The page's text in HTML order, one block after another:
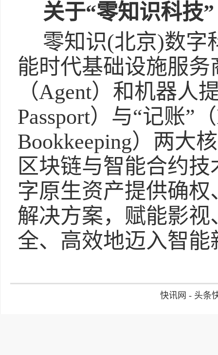
关于“零知识科技
零知识(北京)数字
能时代基础设施服
（Agent）和机器人
Passport）与“记账”
Bookkeeping）两大
区块链与智能合约
字原生资产提供确
解决方案，赋能影
全、高效地迈入智能
快讯网 - 头条